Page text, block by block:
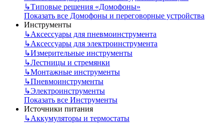
↳Типовые решения «Домофоны»
Показать все Домофоны и переговорные устройства
Инструменты
↳Аксессуары для пневмоинструмента
↳Аксессуары для электроинструмента
↳Измерительные инструменты
↳Лестницы и стремянки
↳Монтажные инструменты
↳Пневмоинструменты
↳Электроинструменты
Показать все Инструменты
Источники питания
↳Аккумуляторы и термостаты